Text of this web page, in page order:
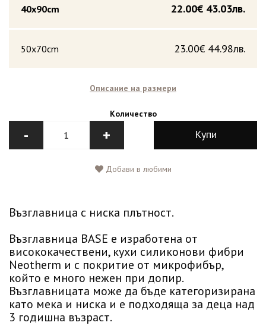
40х90cm 43.03лв.
22.00€
50x70cm 44.98лв.
23.00€
Описание на размери
Количество
- + Купи
Добави в любими
Възглавница с ниска плътност.
Възглавница BASE е изработена от
висококачествени, кухи силиконови фибри
Neotherm и с покритие от микрофибър,
който е много нежен при допир.
Възглавницата може да бъде категоризирана
като мека и ниска и е подходяща за деца над
3 годишна възраст.